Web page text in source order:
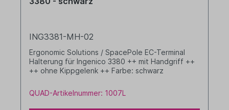
ING3381-MH-02
Ergonomic Solutions / SpacePole EC-Terminal
Halterung für Ingenico 3380 ++ mit Handgriff ++
++ ohne Kippgelenk ++ Farbe: schwarz
QUAD-Artikelnummer: 1007L